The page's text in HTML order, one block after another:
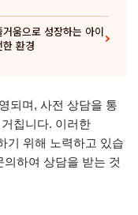
움으로 성장하는 아이
환경
되며, 사전 상담을 통
칩니다. 이러한
기 위해 노력하고 있습
하여 상담을 받는 것